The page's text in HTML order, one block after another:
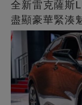
全新雷克薩斯
盡顯豪華緊湊